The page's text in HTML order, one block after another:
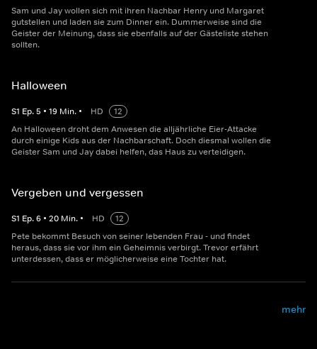
Sam und Jay wollen sich mit ihren Nachbar Henry und Margaret
gutstellen und laden sie zum Dinner ein. Dummerweise sind die
Geister der Meinung, dass sie ebenfalls auf der Gästeliste stehen
sollten.
Halloween
S1 Ep.5 • 19 Min. • HD
12
An Halloween droht dem Anwesen die alljährliche Eier-Attacke
durch einige Kids aus der Nachbarschaft. Doch diesmal wollen die
Geister Sam und Jay dabei helfen, das Haus zu verteidigen.
Vergeben und vergessen
S1 Ep.6 • 20 Min. • HD
12
Pete bekommt Besuch von seiner lebenden Frau - und findet
heraus, dass sie vor ihm ein Geheimnis verbirgt. Trevor erfährt
unterdessen, dass er möglicherweise eine Tochter hat.
mehr